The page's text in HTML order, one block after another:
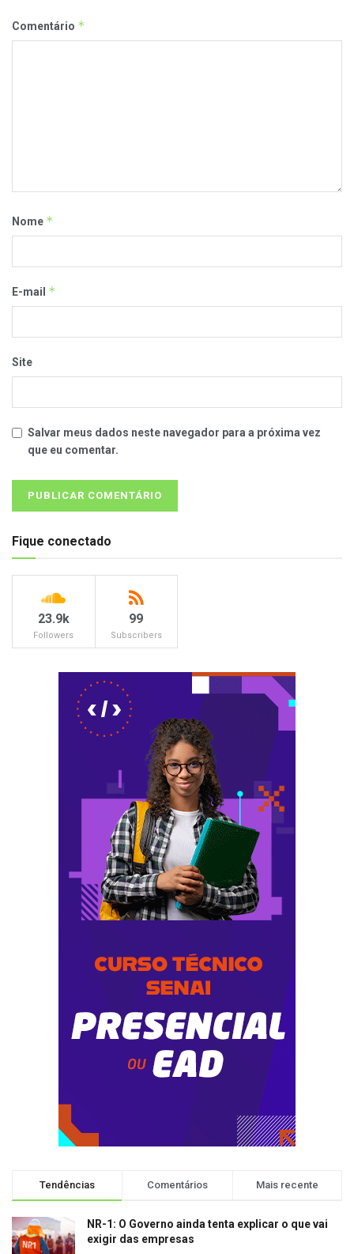
Comentário *
Nome *
E-mail *
Site
Salvar meus dados neste navegador para a próxima vez
que eu comentar.
Fique conectado
23.9k
Followers
99
Subscribers
Tendências Comentários Mais recente
NR-1: O Governo ainda tenta explicar o que vai
exigir das empresas